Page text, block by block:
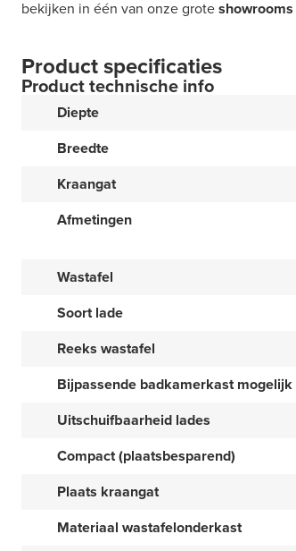
bekijken in één van onze groteshowrooms
Product specificaties
Product technische info
Diepte
Breedte
Kraangat
Afmetingen
Wastafel
Soort lade
Reeks wastafel
Bijpassende badkamerkast mogelijk
Uitschuifbaarheid lades
Compact (plaatsbesparend)
Plaats kraangat
Materiaal wastafelonderkast